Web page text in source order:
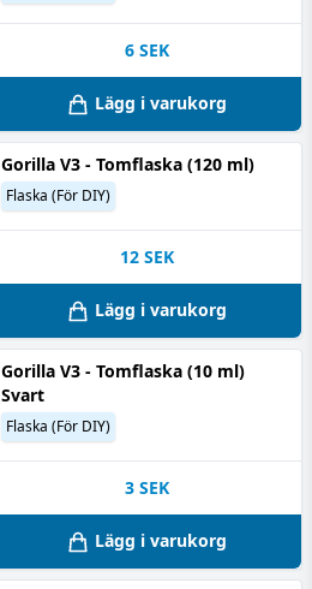
6 SEK
Lägg i varukorg
Gorilla V3 - Tomflaska (120 ml)
Flaska (För DIY)
12 SEK
Lägg i varukorg
Gorilla V3 - Tomflaska (10 ml)
Svart
Flaska (För DIY)
3 SEK
Lägg i varukorg